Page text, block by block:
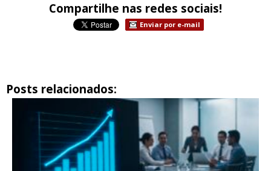
Compartilhe nas redes sociais!
Enviar por e-mail
Posts relacionados: